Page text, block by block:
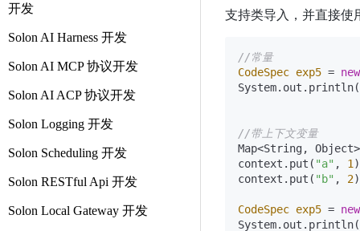
开发
Solon AI Harness 开发
Solon AI MCP 协议开发
Solon AI ACP 协议开发
Solon Logging 开发
Solon Scheduling 开发
Solon RESTful Api 开发
Solon Local Gateway 开发
支持类导入，并直接使
//常量
CodeSpec exp5 = new
//带上下文变量
Map<String,
context.put( "a" , 1
context.put( "b" , 2
CodeSpec exp5 = new